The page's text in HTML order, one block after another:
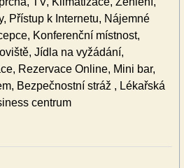
Přístup k Internetu, Nájemné
Konferenční místnost,
Jídla na vyžádání,
Rezervace Online, Mini bar,
Bezpečnostní stráž , Lékařská
centrum